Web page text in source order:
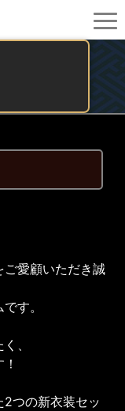
愛顧いただき誠
す。
、
つの新衣装セッ